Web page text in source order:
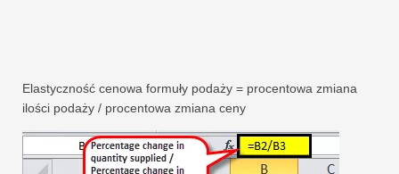
Elastyczność cenowa formuły podaży = procentowa zmiana
ilości podaży / procentowa zmiana ceny